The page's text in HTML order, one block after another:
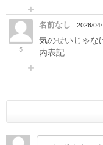
5
名前なし 2026/
気のせいじゃな
内表記